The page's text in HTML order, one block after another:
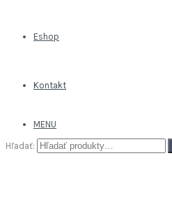
Eshop
Kontakt
MENU
Hľadať: